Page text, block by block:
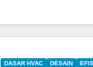
DASAR HVAC DESAIN